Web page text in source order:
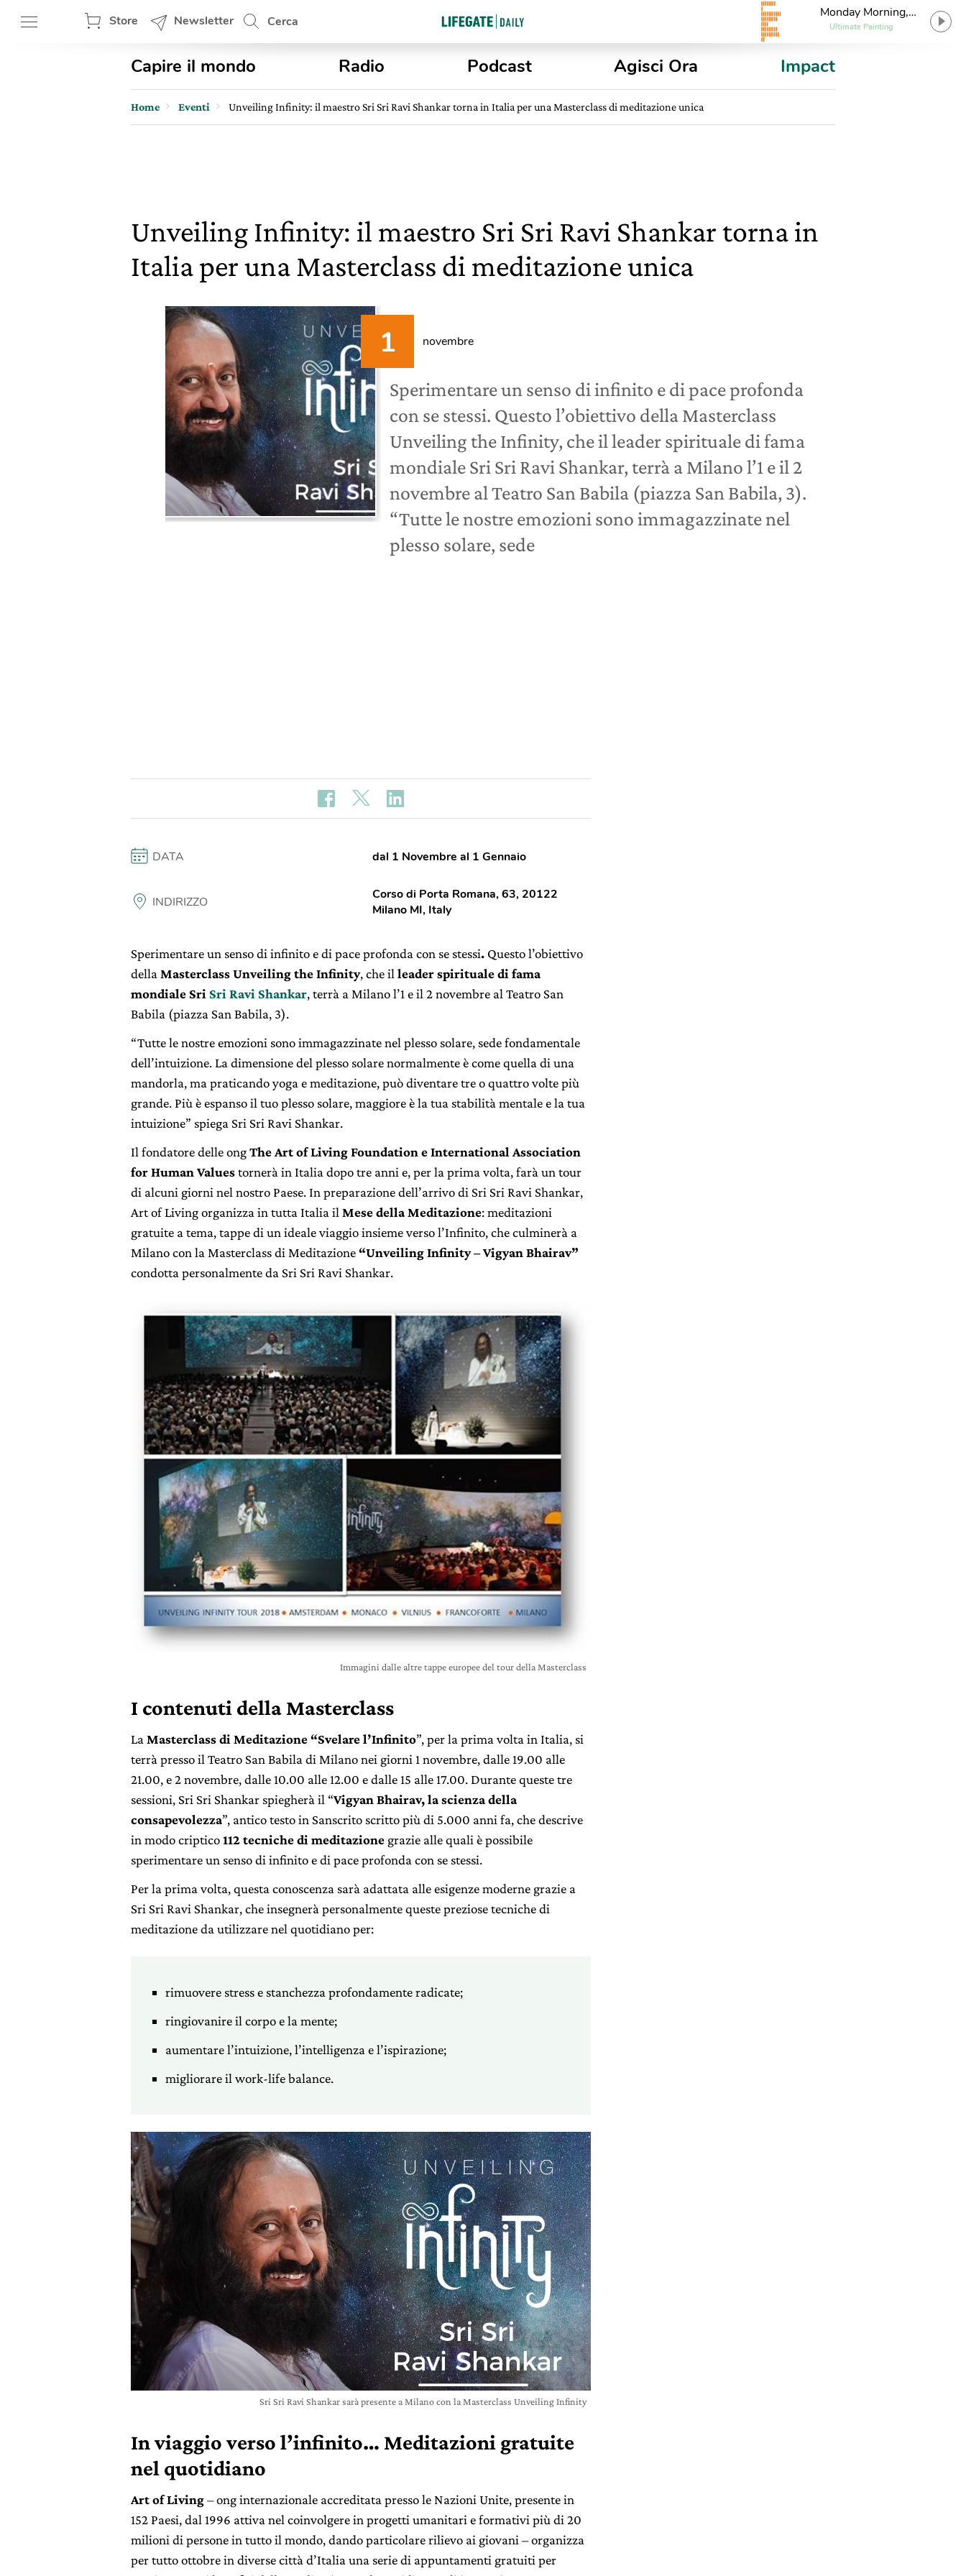
Store Newsletter Cerca
Monday Morning,
Somewhere Central
Ultimate Painting
Capire il mondo Radio Podcast Agisci Ora Impact
Home Eventi Unveiling Infinity: il maestro Sri Sri Ravi Shankar torna in Italia per una Masterclass di meditazione unica
Unveiling Infinity: il maestro Sri Sri Ravi Shankar torna in
Italia per una Masterclass di meditazione unica
novembre
Sperimentare un senso di infinito e di pace profonda
con se stessi. Questo l’obiettivo della Masterclass
Unveiling the Infinity, che il leader spirituale di fama
mondiale Sri Sri Ravi Shankar, terrà a Milano l’1 e il 2
novembre al Teatro San Babila (piazza San Babila, 3).
“Tutte le nostre emozioni sono immagazzinate nel
plesso solare, sede
DATA dal 1 Novembre al 1 Gennaio
INDIRIZZO
Corso di Porta Romana, 63, 20122
Milano MI, Italy
Sperimentare un senso di infinito e di pace profonda con se stessi. Questo l’obiettivo
della Masterclass Unveiling the Infinity, che il leader spirituale di fama
mondiale Sri Sri Ravi Shankar, terrà a Milano l’1 e il 2 novembre al Teatro San
Babila (piazza San Babila, 3).
“Tutte le nostre emozioni sono immagazzinate nel plesso solare, sede fondamentale
dell’intuizione. La dimensione del plesso solare normalmente è come quella di una
mandorla, ma praticando yoga e meditazione, può diventare tre o quattro volte più
grande. Più è espanso il tuo plesso solare, maggiore è la tua stabilità mentale e la tua
intuizione” spiega Sri Sri Ravi Shankar.
Il fondatore delle ongThe Art of Living Foundation e International Association
for Human Valuestornerà in Italia dopo tre anni e, per la prima volta, farà un tour
di alcuni giorni nel nostro Paese. In preparazione dell’arrivo di Sri Sri Ravi Shankar,
Art of Living organizza in tutta Italia il Mese della Meditazione: meditazioni
gratuite a tema, tappe di un ideale viaggio insieme verso l’Infinito, che culminerà a
Milano con la Masterclass di Meditazione “Unveiling Infinity – Vigyan Bhairav”
condotta personalmente da Sri Sri Ravi Shankar.
Immagini dalle altre tappe europee del tour della Masterclass
I contenuti della Masterclass
La Masterclass di Meditazione “Svelare l’Infinito”, per la prima volta in Italia, si
terrà presso il Teatro San Babila di Milano nei giorni 1 novembre, dalle 19.00 alle
21.00, e 2 novembre, dalle 10.00 alle 12.00 e dalle 15 alle 17.00. Durante queste tre
sessioni, Sri Sri Shankar spiegherà il “Vigyan Bhairav, la scienza della
consapevolezza”, antico testo in Sanscrito scritto più di 5.000 anni fa, che descrive
in modo criptico112 tecniche di meditazione grazie alle quali è possibile
sperimentare un senso di infinito e di pace profonda con se stessi.
Per la prima volta, questa conoscenza sarà adattata alle esigenze moderne grazie a
Sri Sri Ravi Shankar, che insegnerà personalmente queste preziose tecniche di
meditazione da utilizzare nel quotidiano per:
rimuovere stress e stanchezza profondamente radicate;
ringiovanire il corpo e la mente;
aumentare l’intuizione, l’intelligenza e l’ispirazione;
migliorare il work-life balance.
Sri Sri Ravi Shankar sarà presente a Milano con la Masterclass Unveiling Infinity
In viaggio verso l’infinito… Meditazioni gratuite
nel quotidiano
Art of Living– ong internazionale accreditata presso le Nazioni Unite, presente in
152 Paesi, dal 1996 attiva nel coinvolgere in progetti umanitari e formativi più di 20
milioni di persone in tutto il mondo, dando particolare rilievo ai giovani – organizza
per tutto ottobre in diverse città d’Italia una serie di appuntamenti gratuiti per